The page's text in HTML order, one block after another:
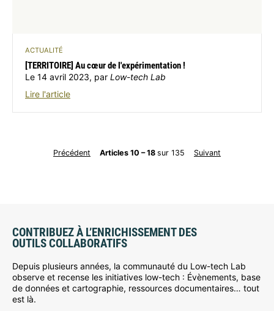
ACTUALITÉ
[TERRITOIRE] Au cœur de l'expérimentation !
Le 14 avril 2023, par Low-tech Lab
Lire l'article
Précédent Articles 10 – 18 sur 135 Suivant
CONTRIBUEZ À L’ENRICHISSEMENT DES
OUTILS COLLABORATIFS
Depuis plusieurs années, la communauté du Low-tech Lab
observe et recense les initiatives low-tech : Évènements, base
de données et cartographie, ressources documentaires… tout
est là.